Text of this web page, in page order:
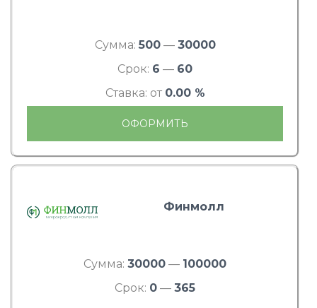
Сумма: 500— 30000
Срок: 6 — 60
Ставка: от 0.00 %
ОФОРМИТЬ
Финмолл
Сумма: 30000 — 100000
Срок: 0 — 365